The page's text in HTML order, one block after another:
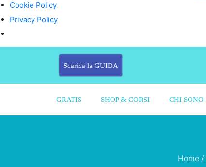
Cookie Policy
Privacy Policy
Scarica la GUIDA
GRATIS SHOP & CORSI CHI SONO
Home /